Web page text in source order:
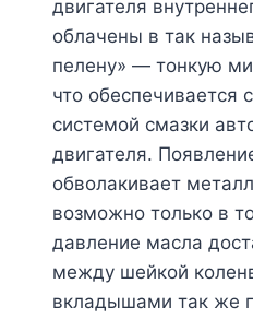
двигателя
облачены в так
пелену» — тонкую
что обеспечивается
системой смазки
двигателя.
обволакивает
возможно только в
давление масла
между шейкой
вкладышами так же